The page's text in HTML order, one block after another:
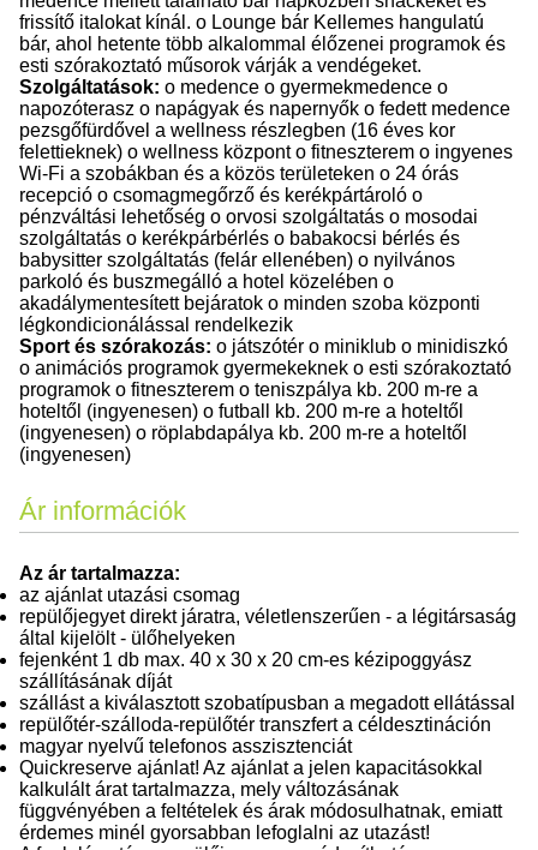
frissítő italokat kínál. o Lounge bár Kellemes hangulatú
bár, ahol hetente több alkalommal élőzenei programok és
esti szórakoztató műsorok várják a vendégeket.
Szolgáltatások: o medence o gyermekmedence o
napozóterasz o napágyak és napernyők o fedett medence
pezsgőfürdővel a wellness részlegben (16 éves kor
felettieknek) o wellness központ o fitneszterem o ingyenes
Wi-Fi a szobákban és a közös területeken o 24 órás
recepció o csomagmegőrző és kerékpártároló o
pénzváltási lehetőség o orvosi szolgáltatás o mosodai
szolgáltatás o kerékpárbérlés o babakocsi bérlés és
babysitter szolgáltatás (felár ellenében) o nyilvános
parkoló és buszmegálló a hotel közelében o
akadálymentesített bejáratok o minden szoba központi
légkondicionálással rendelkezik
Sport és szórakozás: o játszótér o miniklub o minidiszkó
o animációs programok gyermekeknek o esti szórakoztató
programok o fitneszterem o teniszpálya kb. 200 m-re a
hoteltől (ingyenesen) o futball kb. 200 m-re a hoteltől
(ingyenesen) o röplabdapálya kb. 200 m-re a hoteltől
(ingyenesen)
Ár információk
Az ár tartalmazza:
az ajánlat utazási csomag
repülőjegyet direkt járatra, véletlenszerűen - a légitársaság
által kijelölt - ülőhelyeken
fejenként 1 db max. 40 x 30 x 20 cm-es kézipoggyász
szállításának díját
szállást a kiválasztott szobatípusban a megadott ellátással
repülőtér-szálloda-repülőtér transzfert a céldesztináción
magyar nyelvű telefonos asszisztenciát
Quickreserve ajánlat! Az ajánlat a jelen kapacitásokkal
kalkulált árat tartalmazza, mely változásának
függvényében a feltételek és árak módosulhatnak, emiatt
érdemes minél gyorsabban lefoglalni az utazást!